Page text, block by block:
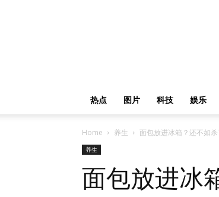
热点 图片 科技 娱乐
Home 养生 面包放进冰箱？还不如
养生
面包放进冰